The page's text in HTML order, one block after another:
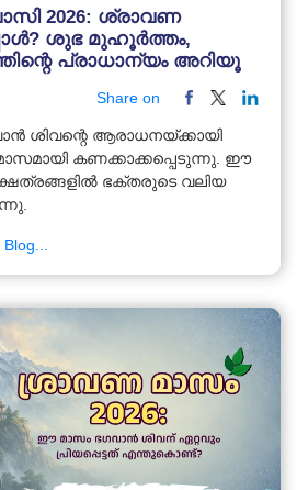
2026: ശ്രാവണ
ശുഭ മുഹൂർത്തം,
പ്രാധാന്യം അറിയൂ
Share on
ശിവന്റെ ആരാധനയ്ക്കായി
കണക്കാക്കപ്പെടുന്നു. ഈ
ഭക്തരുടെ വലിയ